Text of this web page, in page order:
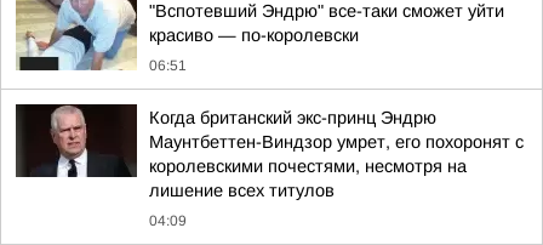
"Вспотевший Эндрю" все-таки сможет уйти
красиво — по-королевски
06:51
Когда британский экс-принц Эндрю
Маунтбеттен-Виндзор умрет, его похоронят с
королевскими почестями, несмотря на
лишение всех титулов
04:09